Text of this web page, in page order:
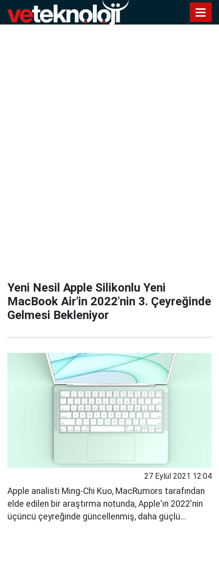
Yeni Nesil Apple Silikonlu Yeni
MacBook Air'in 2022'nin 3. Çeyreğinde
Gelmesi Bekleniyor
27 Eylül 2021 12:04
Apple analisti Ming-Chi Kuo, MacRumors tarafından
elde edilen bir araştırma notunda, Apple'ın 2022'nin
üçüncü çeyreğinde güncellenmiş, daha güçlü...